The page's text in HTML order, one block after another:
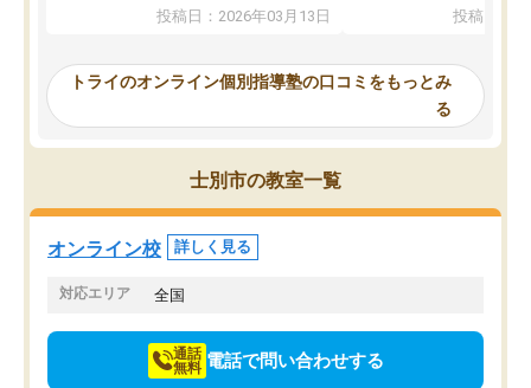
ってくださり、確かに！と考えて、思
ったんですが、学生の先生から学ぶこ
み、徐々に成績が上がったらいいなと
思っていました。何が今足りないのか
を的確に指導いただき、子どももびっ
くりするほど楽しんでやる気を持って
塾を受けています。狙い通り、少しず
つ成績も上がり、苦手意識も無くなっ
てきたので、さらに苦手な数学も追加
でお願いしました。来年の高校受験に
投稿日：2026年03月13日
可能なので本当に助か
らないところをピンポイ
頂いて、とてもわかり
していました。一生を
スト、多少お金がかかっ
投稿日：
トライのオンライン個別指導塾の口コミをもっとみ
る
士別市の教室一覧
オンライン校 詳しく見る
対応エリア 全国
通話
無料 電話で問い合わせする